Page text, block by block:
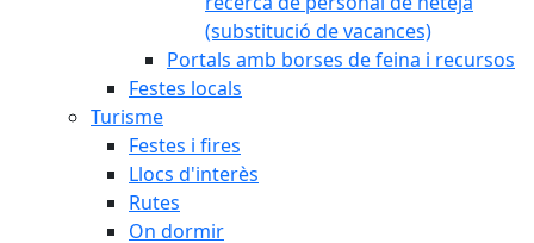
(substitució de vacances)
Portals amb borses de feina i recursos
Festes locals
Turisme
Festes i fires
Llocs d'interès
Rutes
On dormir